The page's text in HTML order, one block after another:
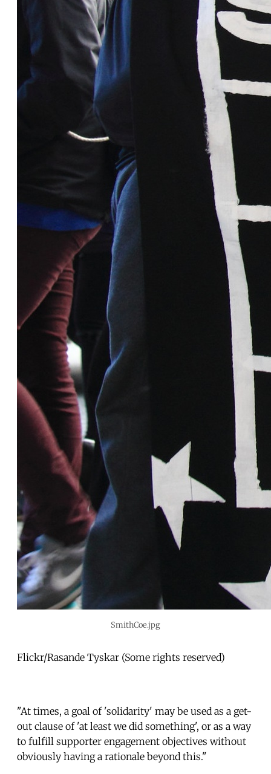
SmithCoe.jpg
Flickr/Rasande Tyskar (Some rights reserved)
"At times, a goal of 'solidarity' may be used as a get-
out clause of 'at least we did something', or as a way
to fulfill supporter engagement objectives without
obviously having a rationale beyond this."